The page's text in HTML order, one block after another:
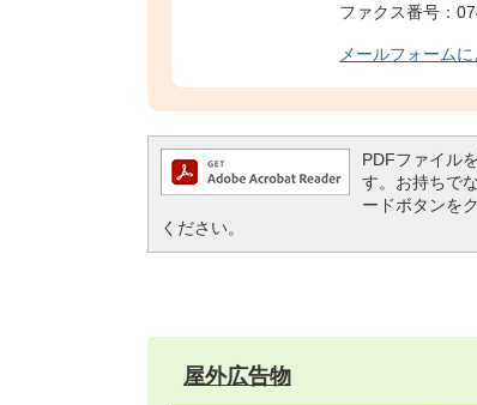
ファクス番号：
メールフォーム
PDFファイル
す。お持ちで
ードボタンを
ください。
屋外広告物